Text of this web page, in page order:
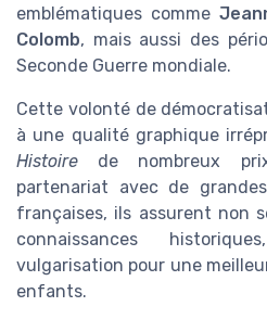
emblématiques comme
Colomb, mais aussi des
Seconde Guerre mondiale.
Cette volonté de
à une qualité graphique
Histoire de nombreux
partenariat avec de
françaises, ils assurent non
connaissances
vulgarisation pour une
enfants.